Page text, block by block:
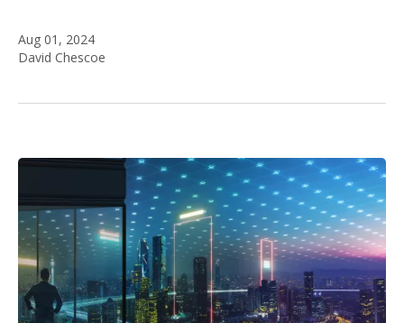
Aug 01, 2024
David Chescoe